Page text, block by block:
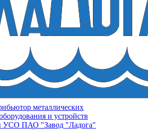
металлических
и устройств
УСО ПАО "Завод "Ладога"